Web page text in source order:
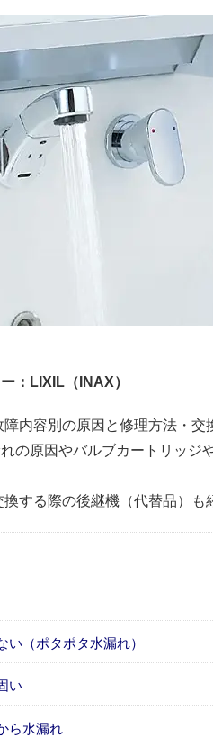
：LIXIL（INAX）
内容別の原因と修理方法・交
れの原因やバルブカートリッジ
する際の後継機（代替品）も
い（ポタポタ水漏れ）
い
ら水漏れ